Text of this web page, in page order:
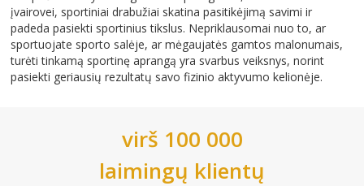
įvairovei, sportiniai drabužiai skatina pasitikėjimą savimi ir
padeda pasiekti sportinius tikslus. Nepriklausomai nuo to, ar
sportuojate sporto salėje, ar mėgaujatės gamtos malonumais,
turėti tinkamą sportinę aprangą yra svarbus veiksnys, norint
pasiekti geriausių rezultatų savo fizinio aktyvumo kelionėje.
virš 100 000
laimingų klientų